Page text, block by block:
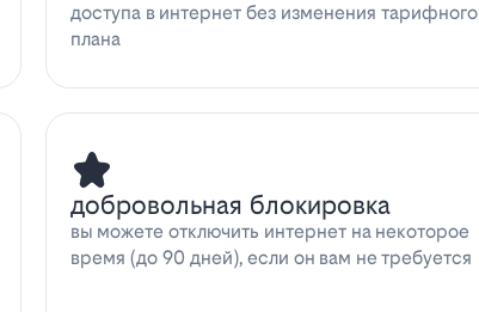
доступа в интернет без изменения тарифного
плана
добровольная блокировка
вы можете отключить интернет на некоторое
время (до 90 дней), если он вам не требуется